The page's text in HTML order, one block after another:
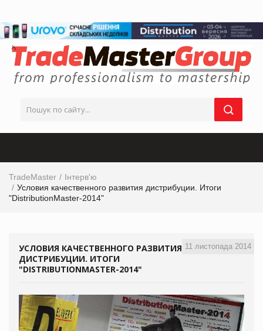
TradeMaster
Інтерв'ю
Условия качественного развития дистрибуции. Итоги
"DistributionMaster-2014"
11 листопада 2014
УСЛОВИЯ КАЧЕСТВЕННОГО РАЗВИТИЯ
ДИСТРИБУЦИИ. ИТОГИ
"DISTRIBUTIONMASTER-2014"